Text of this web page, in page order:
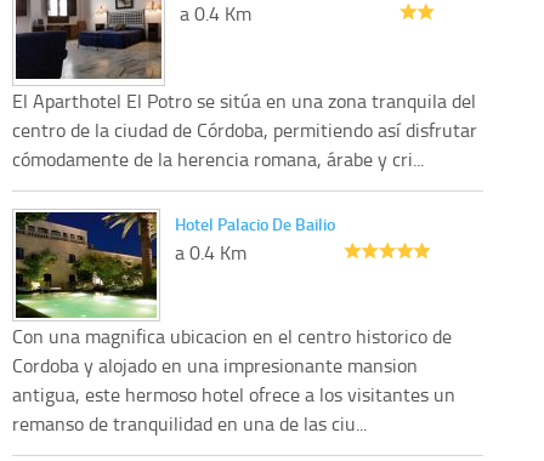
a 0.4 Km
El Aparthotel El Potro se sitúa en una zona tranquila del
centro de la ciudad de Córdoba, permitiendo así disfrutar
cómodamente de la herencia romana, árabe y cri...
Hotel Palacio De Bailio
a 0.4 Km
Con una magnifica ubicacion en el centro historico de
Cordoba y alojado en una impresionante mansion
antigua, este hermoso hotel ofrece a los visitantes un
remanso de tranquilidad en una de las ciu...